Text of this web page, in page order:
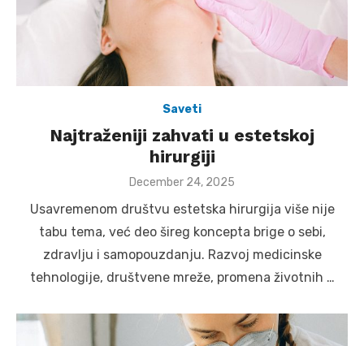
Saveti
Najtraženiji zahvati u estetskoj
hirurgiji
Posted
December 24, 2025
Usavremenom društvu estetska hirurgija više nije
tabu tema, već deo šireg koncepta brige o sebi,
zdravlju i samopouzdanju. Razvoj medicinske
tehnologije, društvene mreže, promena životnih …